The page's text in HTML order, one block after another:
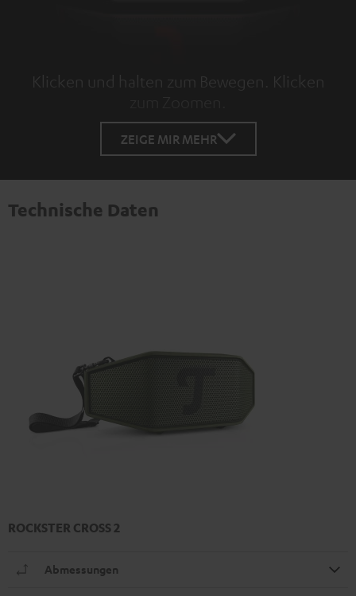
Klicken und halten zum Bewegen. Klicken
ZEIGE MIR MEHR
Technische Daten
ROCKSTER CROSS 2
Abmessungen